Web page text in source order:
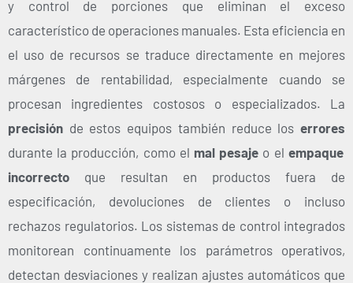
y control de porciones que eliminan el exceso
característico de operaciones manuales. Esta eficiencia en
el uso de recursos se traduce directamente en mejores
márgenes de rentabilidad, especialmente cuando se
procesan ingredientes costosos o especializados.
La
precisión de estos equipos también reduce los errores
durante la producción, como el mal pesaje o el empaque
incorrecto que resultan en productos fuera de
especificación, devoluciones de clientes o incluso
rechazos regulatorios. Los sistemas de control integrados
monitorean continuamente los parámetros operativos,
detectan desviaciones y realizan ajustes automáticos que